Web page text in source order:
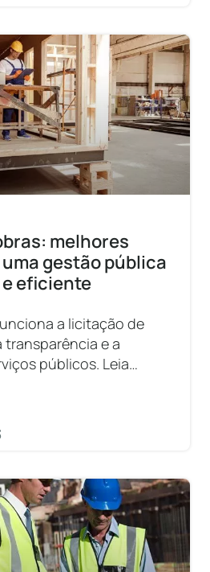
melhores
gestão pública
eficiente
a licitação de
transparência e a
públicos. Leia